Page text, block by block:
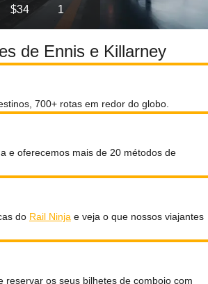
$34 1
de Ennis e Killarney
700+ rotas em redor do globo.
e oferecemos mais de 20 métodos de
do Rail Ninja e veja o que nossos viajantes
reservar os seus bilhetes de comboio com